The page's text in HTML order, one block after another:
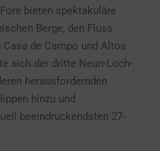
bieten spektakuläre
Berge, den Fluss
Casa de Campo und Altos
sich der dritte Neun-Loch-
herausfordernden
hinzu und
beeindruckendsten 27-